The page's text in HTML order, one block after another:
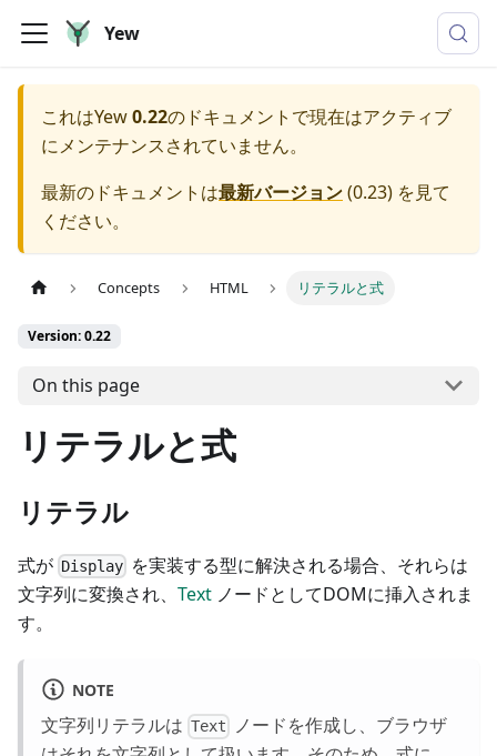
Yew
これはYew0.22のドキュメントで現在はアクティブ
にメンテナンスされていません。
最新のドキュメントは最新バージョン(0.23) を見て
ください。
Concepts HTML リテラルと式
Version: 0.22
On this page
リテラルと式
リテラル
式が Display を実装する型に解決される場合、それらは
文字列に変換され、 Text ノードとしてDOMに挿入されま
す。
NOTE
文字列リテラルは Text
ノードを作成し、ブラウザ